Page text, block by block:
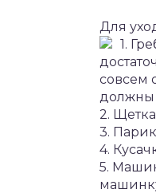
Для
1.
совсем
должны
2.
3.
4.
5.